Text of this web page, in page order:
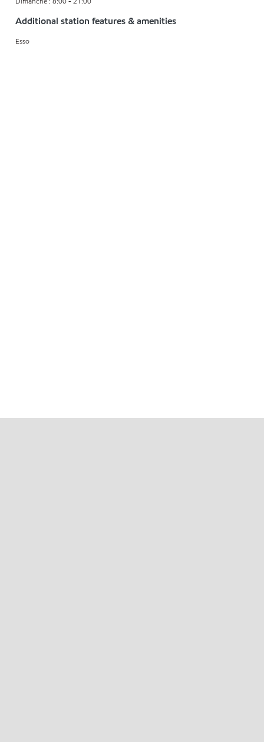
Additional station features & amenities
Esso